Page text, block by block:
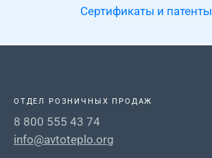
Сертификаты и патенты
ОТДЕЛ РОЗНИЧНЫХ ПРОДАЖ
8 800 555 43 74
info@avtoteplo.org